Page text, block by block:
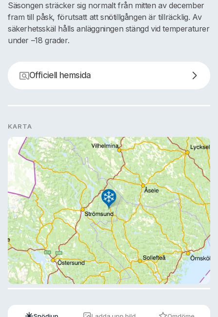
Säsongen sträcker sig normalt från mitten av december
fram till påsk, förutsatt att snötillgången är tillräcklig. Av
säkerhetsskäl hålls anläggningen stängd vid temperaturer
under –18 grader.
Officiell hemsida
KARTA